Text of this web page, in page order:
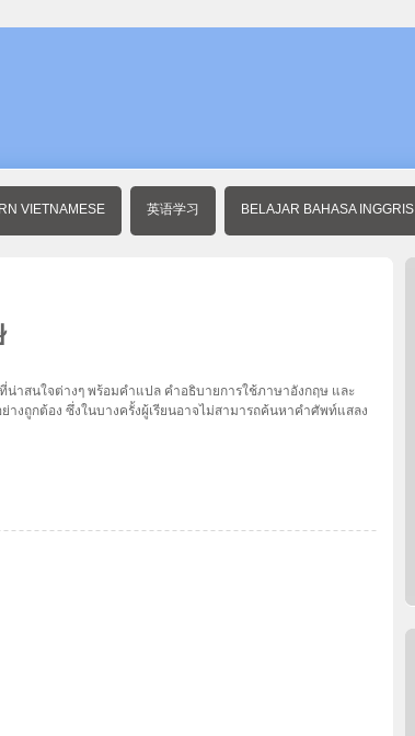
VIETNAMESE 英语学习 BELAJAR BAHASA INGGRIS
าสนใจต่างๆ พร้อมคำแปล คำอธิบายการใช้ภาษาอังกฤษ และ
งถูกต้อง ซึ่งในบางครั้งผู้เรียนอาจไม่สามารถค้นหาคำศัพท์แสลง